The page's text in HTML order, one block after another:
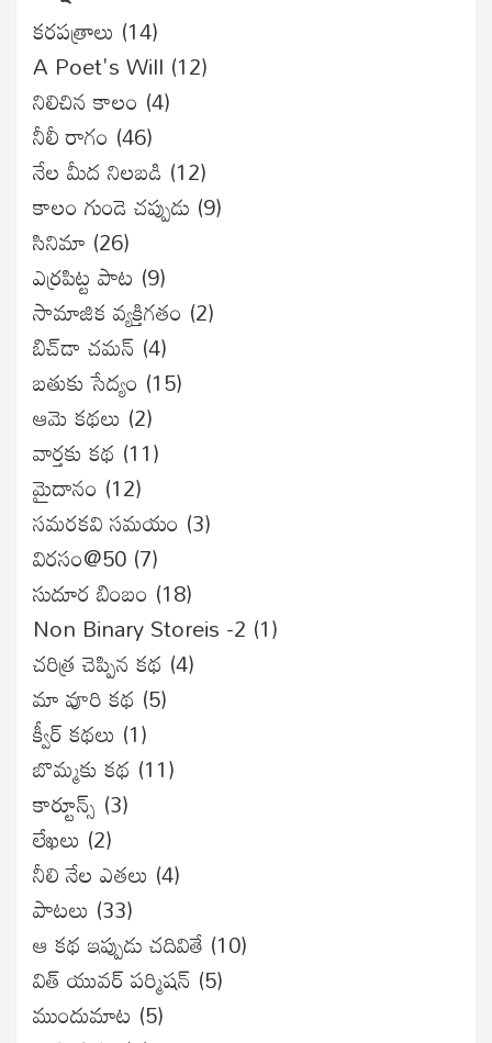
కరపత్రాలు (14)
A Poet's Will (12)
నిలిచిన కాలం (4)
నీలీ రాగం (46)
నేల మీద నిలబడి (12)
కాలం గుండె చప్పుడు (9)
సినిమా (26)
ఎర్రపిట్ట పాట (9)
సామాజిక వ్యక్తిగతం (2)
బిచ్‌డా చమన్ (4)
బతుకు సేద్యం (15)
ఆమె కథలు (2)
వార్తకు కథ (11)
మైదానం (12)
సమరకవి సమయం (3)
విరసం@50 (7)
సుదూర బింబం (18)
Non Binary Storeis -2 (1)
చరిత్ర చెప్పిన కథ (4)
మా వూరి కథ (5)
క్వీర్ కథలు (1)
బొమ్మకు కథ (11)
కార్టూన్స్ (3)
లేఖలు (2)
నీలి నేల ఎతలు (4)
పాటలు (33)
ఆ కథ ఇప్పుడు చదివితే (10)
విత్ యువర్ పర్మిషన్ (5)
ముందుమాట (5)